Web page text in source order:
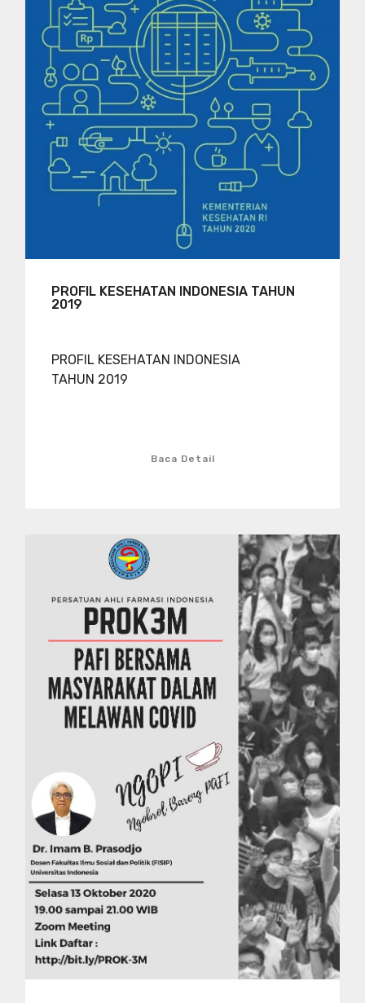
PROFIL KESEHATAN INDONESIA TAHUN
2019
PROFIL KESEHATAN INDONESIA
TAHUN 2019
Baca Detail